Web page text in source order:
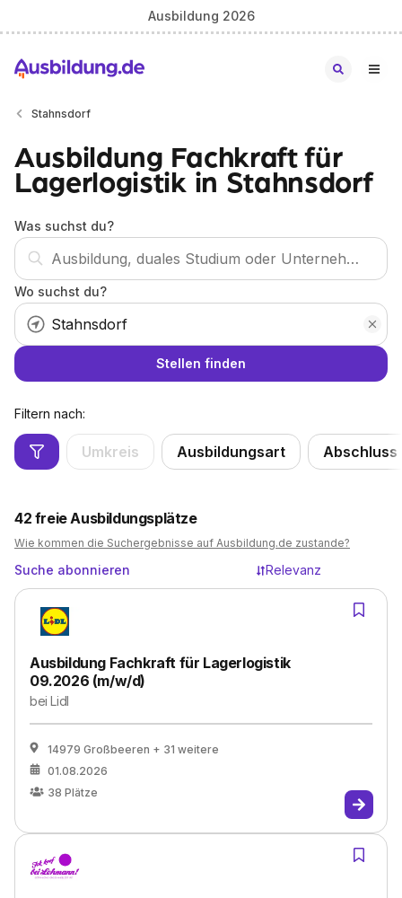
Ausbildung 2026
Stahnsdorf
Ausbildung Fachkraft für
Lagerlogistik in Stahnsdorf
Was suchst du?
Wo suchst du?
Stellen finden
Filtern nach:
Umkreis Ausbildungsart Abschluss
42 freie Ausbildungsplätze
Wie kommen die Suchergebnisse auf Ausbildung.de zustande?
Suche abonnieren Relevanz
Ausbildung Fachkraft für Lagerlogistik
09.2026 (m/w/d)
beiLidl
14979 Großbeeren + 31 weitere
01.08.2026
38 Plätze